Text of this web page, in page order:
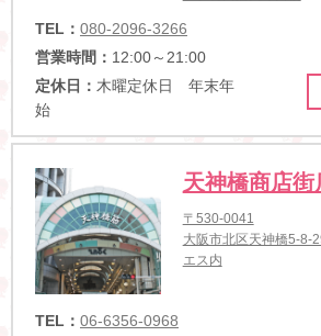
TEL： 080-2096-3266
営業時間： 12:00～21:00
定休日： 木曜定休日 年末年
始
天神橋商店街
〒530-0041
大阪市北区天神橋5-
エス内
TEL： 06-6356-0968